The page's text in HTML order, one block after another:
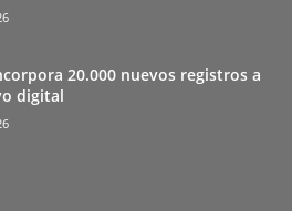
20.000 nuevos registros a
digital